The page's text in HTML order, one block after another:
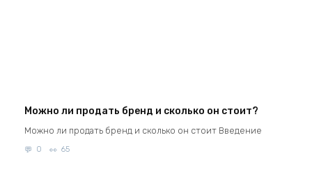
Можно ли продать бренд и сколько он стоит?
Можно ли продать бренд и сколько он стоит Введение
0 65